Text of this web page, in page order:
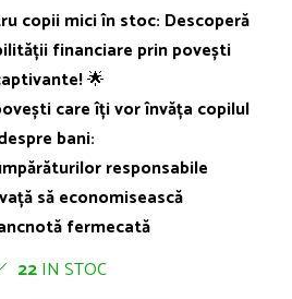
copii mici în stoc: Descoperă
financiare prin povești
🌟
care îți vor învăța copilul
bani:
responsabile
să economisească
fermecată
22IN STOC